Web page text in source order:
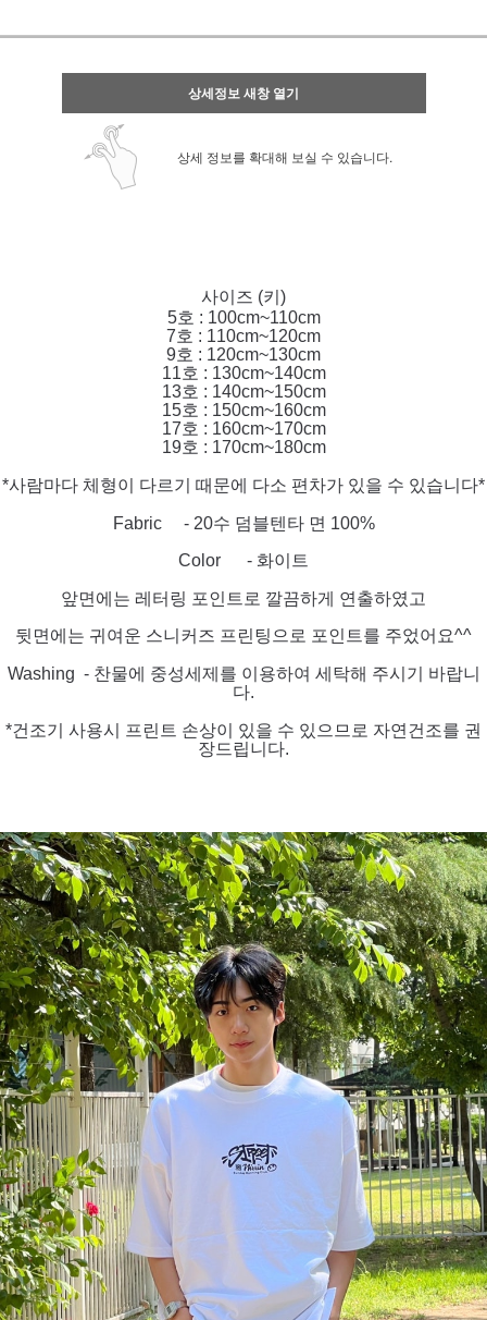
상세정보 새창 열기
상세 정보를 확대해 보실 수 있습니다.
사이즈 (키)
5호 : 100cm~110cm
7호 : 110cm~120cm
9호 : 120cm~130cm
11호 : 130cm~140cm
13호 : 140cm~150cm
15호 : 150cm~160cm
17호 : 160cm~170cm
19호 : 170cm~180cm
*사람마다 체형이 다르기 때문에 다소 편차가 있을 수 있습니다*
Fabric - 20수 덤블텐타 면 100%
Color - 화이트
앞면에는 레터링 포인트로 깔끔하게 연출하였고
뒷면에는 귀여운 스니커즈 프린팅으로 포인트를 주었어요^^
Washing - 찬물에 중성세제를 이용하여 세탁해 주시기 바랍니
다.
*건조기 사용시 프린트 손상이 있을 수 있으므로 자연건조를 권
장드립니다.